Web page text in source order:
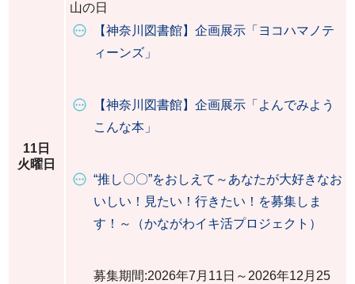
11日
火曜日
山の日
【神奈川図書館】企画展示「ヨコハマノテ
ィーンズ」
【神奈川図書館】企画展示「よんでみよう
こんな本」
“推し〇〇”をおしえて～あなたが大好きなお
いしい！見たい！行きたい！を募集しま
す！～（かながわイキ活プロジェクト）
募集期間:2026年7月11日～2026年12月25